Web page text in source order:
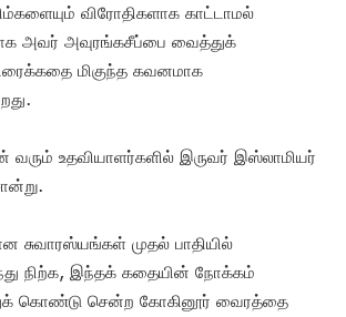
விரோதிகளாக காட்டாமல்
அவர் அவுரங்கசீப்பை வைத்துக்
மிகுந்த கவனமாக
உதவியாளர்களில் இருவர் இஸ்லாமியர்
சுவாரஸ்யங்கள் முதல் பாதியில்
நிற்க, இந்தக் கதையின் நோக்கம்
கொண்டு சென்ற கோகினூர் வைரத்தை